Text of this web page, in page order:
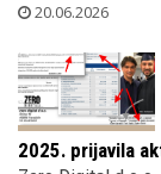
20.06.2026
2025. prijavila